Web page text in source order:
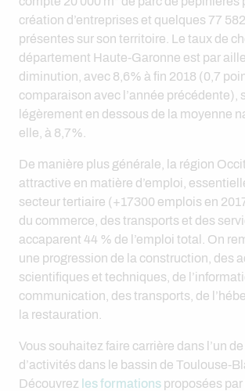
création d’entreprises et quelques 77
présentes sur son territoire. Le taux de
département Haute-Garonne est par
diminution, avec 8,6% à fin 2018 (0,7
comparaison avec l’année précédente),
légèrement en dessous de la moyenne
elle, à 8,7%.
De manière plus générale, la région
attractive en matière d’emploi,
secteur tertiaire (+17300 emplois en
du commerce, des transports et des
accaparent 44 % de l’emploi total. On
une progression de la construction, des
scientifiques et techniques, de
communication, des transports, de
la restauration.
Vous souhaitez faire carrière dans l’un
d’activités dans le bassin de Toulouse-
Découvrez les formations proposées